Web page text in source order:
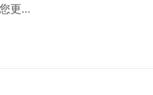
更…